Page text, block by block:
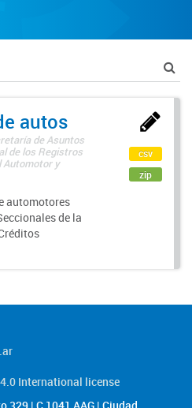
autos
de Asuntos
de los Registros
Automotor y
automotores
de la
csv
zip
International license